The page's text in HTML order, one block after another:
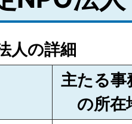
人の詳細
主たる事
の所在